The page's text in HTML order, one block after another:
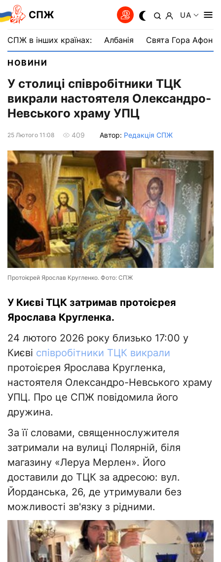
СПЖ UA
СПЖ в інших країнах: Албанія Свята Гора Афон
НОВИНИ
У столиці співробітники ТЦК
викрали настоятеля Олександро-
Невського храму УПЦ
25 Лютого 11:08 409 Автор: Редакція СПЖ
Протоієрей Ярослав Кругленко. Фото: СПЖ
У Києві ТЦК затримав протоієрея
Ярослава Кругленка.
24 лютого 2026 року близько 17:00 у
Києві співробітники ТЦК викрали
протоієрея Ярослава Кругленка,
настоятеля Олександро-Невського храму
УПЦ. Про це СПЖ повідомила його
дружина.
За її словами, священнослужителя
затримали на вулиці Полярній, біля
магазину «Леруа Мерлен». Його
доставили до ТЦК за адресою: вул.
Йорданська, 26, де утримували без
можливості зв'язку з рідними.